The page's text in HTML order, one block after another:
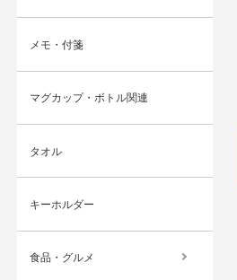
メモ・付箋
マグカップ・ボトル関連
タオル
キーホルダー
食品・グルメ